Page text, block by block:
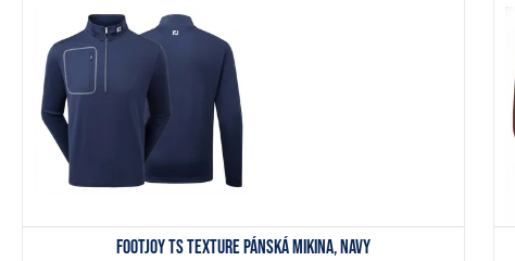
FootJoy TS Texture pánská mikina, navy
Zobrazit